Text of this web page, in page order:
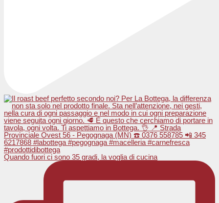
Quando fuori ci sono 35 gradi, la voglia di cucina